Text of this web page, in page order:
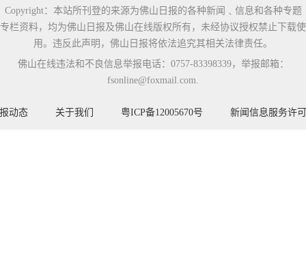
Copyright：本站所刊登的来源为佛山日报的各种新闻﹑信息和各种专题
专栏资料，均为佛山日报及佛山在线版权所有，未经协议授权禁止下载使
用。违反此声明，佛山日报将依法追究其相关法律责任。
佛山在线违法和不良信息举报电话：0757-83398339，举报邮箱：
fsonline@foxmail.com.
动态 关于我们 粤ICP备12005670号 新闻信息服务许